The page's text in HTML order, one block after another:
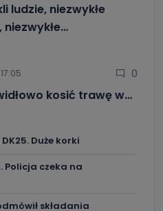
ludzie, niezwykłe
niezwykłe…
0
kosić trawę w…
Duże korki
czeka na
składania